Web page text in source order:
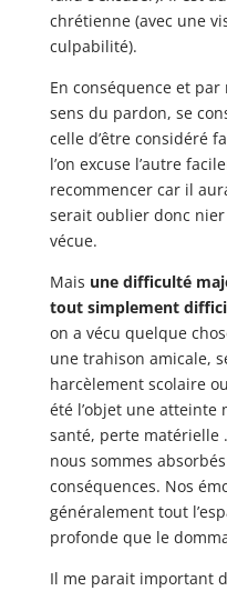
chrétienne (avec une
culpabilité).
En conséquence et
sens du pardon, se
celle d’être considéré
l’on excuse l’autre
recommencer car il
serait oublier donc
vécue.
Mais une difficulté
tout simplement
on a vécu quelque
une trahison amicale,
harcèlement scolaire
été l’objet une atteinte
santé, perte matérielle
nous sommes
conséquences. Nos
généralement tout
profonde que le
Il me parait important